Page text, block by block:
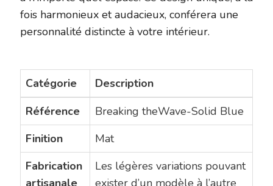
fois harmonieux et audacieux, conférera une
personnalité distincte à votre intérieur.
Catégorie
Description
Référence
Breaking theWave-Solid Blue
Finition
Mat
Fabrication
artisanale
Les légères variations pouvant
exister d’un modèle à l’autre